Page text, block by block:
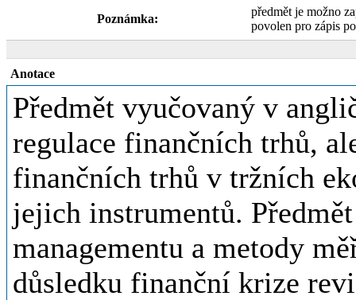
Poznámka:
předmět je možno
povolen pro zápis
Anotace
Předmět vyučovaný v
regulace finančních trhů,
finančních trhů v tržních
jejich instrumentů.
managementu a metody
důsledku finanční krize